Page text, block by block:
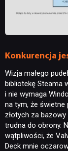
Konkurencja
Wizja małego
bibliotekę Steama
i nie wymaga
na tym, że świetne
złotych za
trudna do obrony.
wątpliwości, że
Deck mnie